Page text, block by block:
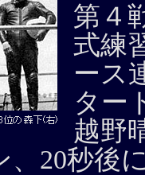
第４
式練
ース
ター
越野
、20秒後